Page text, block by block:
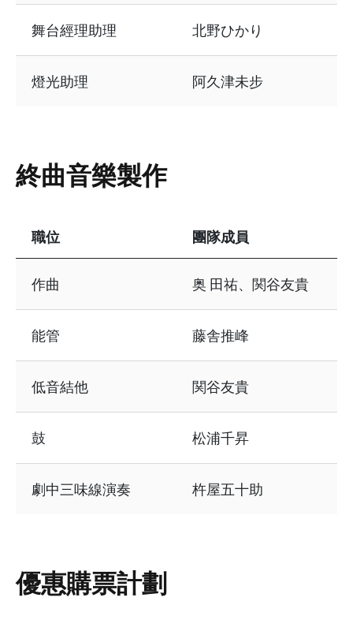
舞台經理助理 北野ひかり
燈光助理 阿久津未步
終曲音樂製作
職位 團隊成員
作曲 奥 田祐、関谷友貴
能管 藤舎推峰
低音結他 関谷友貴
鼓 松浦千昇
劇中三味線演奏 杵屋五十助
優惠購票計劃